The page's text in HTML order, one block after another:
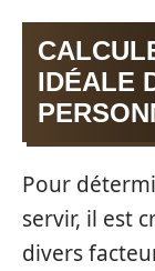
IDÉALE
Pour
servir, il est
divers